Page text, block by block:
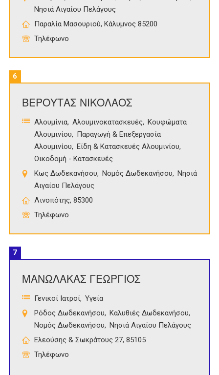
Νησιά Αιγαίου Πελάγους
Παραλία Μασουριού, Κάλυμνος 85200
Τηλέφωνο
6
ΒΕΡΟΥΤΑΣ ΝΙΚΟΛΑΟΣ
Αλουμίνια Αλουμινοκατασκευές
Κουφώματα
Αλουμινίου
Παραγωγή & Επεξεργασία
Αλουμινίου
Είδη & Κατασκευές Αλουμινίου
Οικοδομή - Κατασκευές
Κως Δωδεκανήσου
Νομός Δωδεκανήσου
Νησιά
Αιγαίου Πελάγους
Λινοπότης, 85300
Τηλέφωνο
7
ΜΑΝΩΛΑΚΑΣ ΓΕΩΡΓΙΟΣ
Γενικοί Ιατροί Υγεία
Ρόδος Δωδεκανήσου
Καλυθιές Δωδεκανήσου
Νομός Δωδεκανήσου
Νησιά Αιγαίου Πελάγους
Ελεούσης & Σωκράτους 27, 85105
Τηλέφωνο